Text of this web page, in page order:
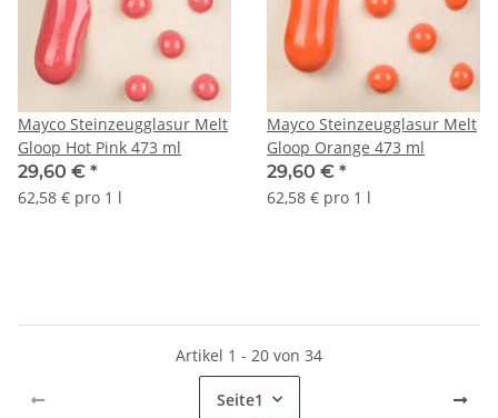
Mayco Steinzeugglasur Melt
Gloop Hot Pink 473 ml
29,60 € *
62,58 € pro 1 l
Mayco Steinzeugglasur Melt
Gloop Orange 473 ml
29,60 € *
62,58 € pro 1 l
Artikel 1 - 20 von 34
Seite1